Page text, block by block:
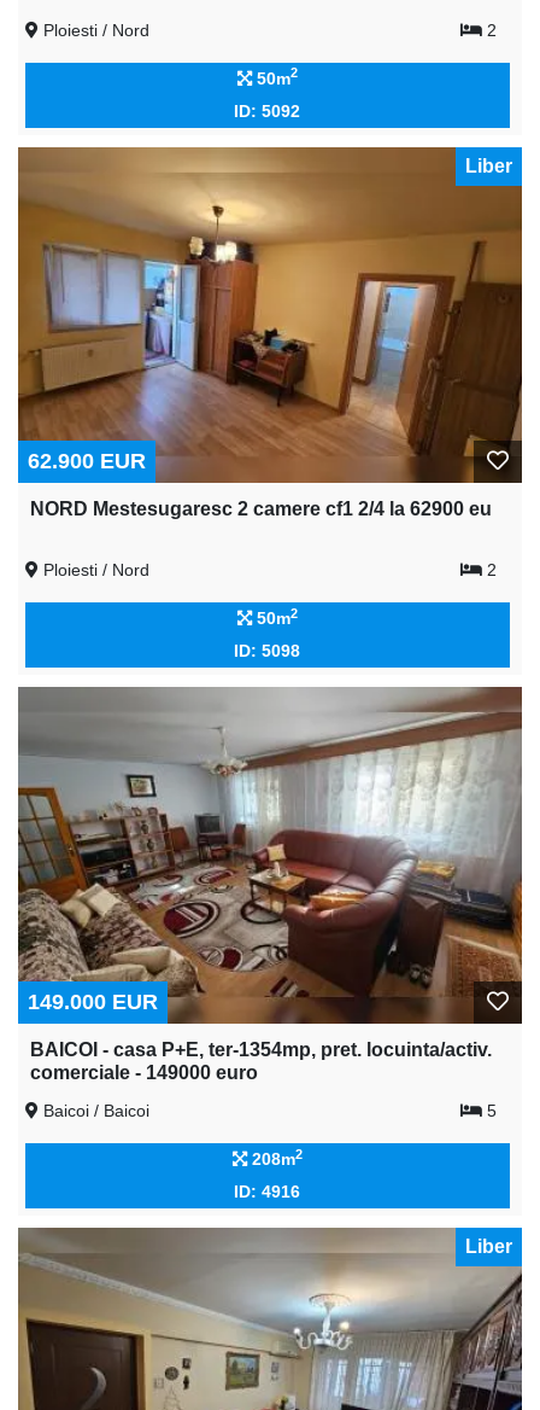
Ploiesti / Nord 2
50m2
ID: 5092
Liber
62.900 EUR
NORD Mestesugaresc 2 camere cf1 2/4 la 62900 eu
Ploiesti / Nord 2
50m2
ID: 5098
149.000 EUR
BAICOI - casa P+E, ter-1354mp, pret. locuinta/activ.
comerciale - 149000 euro
Baicoi / Baicoi 5
208m2
ID: 4916
Liber